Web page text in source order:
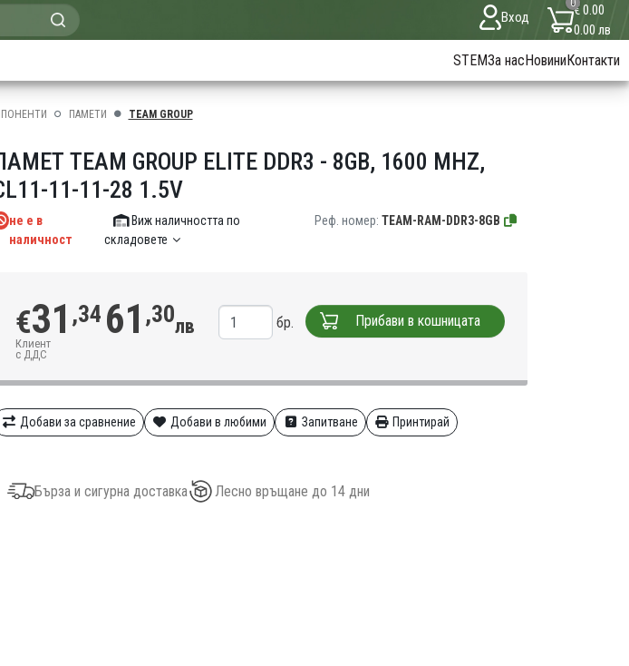
Вход
0€ 0.00
0.00 лв
STEMЗа насНовиниКонтакти
ПАМЕТИ TEAM GROUP
TEAM GROUP ELITE DDR3 - 8GB, 1600 MHZ,
11-11-28 1.5V
не е в
наличност
Виж наличността по
складовете
Реф. номер: TEAM-RAM-DDR3-8GB
€31 ,34 61 ,30лв
Клиент
с ДДС
бр. Прибави в кошницата
Добави за сравнение Добави в любими Запитване Принтирай
Бърза и сигурна доставка Лесно връщане до 14 дни